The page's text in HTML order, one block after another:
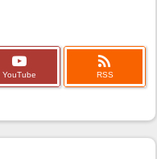
YouTube

RSS